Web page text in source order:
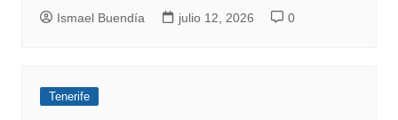
Ismael Buendía julio 12, 2026 0
Tenerife